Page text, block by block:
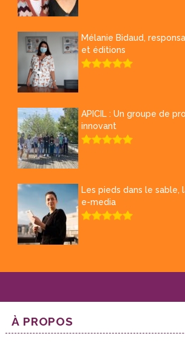
Mélanie Bidaud,
et éditions
APICIL : Un groupe de
innovant
Les pieds dans le sable,
e-media
À PROPOS